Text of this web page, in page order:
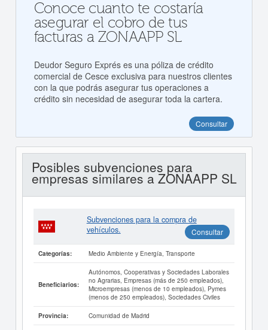
Conoce cuanto te costaría
asegurar el cobro de tus
facturas a ZONAAPP SL
Deudor Seguro Exprés es una póliza de crédito
comercial de Cesce exclusiva para nuestros clientes
con la que podrás asegurar tus operaciones a
crédito sin necesidad de asegurar toda la cartera.
Consultar
Posibles subvenciones para
empresas similares a ZONAAPP SL
Subvenciones para la compra de
vehículos.
Consultar
Categorías: Medio Ambiente y Energía, Transporte
Beneficiarios:
Autónomos, Cooperativas y Sociedades Laborales
no Agrarias, Empresas (más de 250 empleados),
Microempresas (menos de 10 empleados), Pymes
(menos de 250 empleados), Sociedades Civiles
Provincia: Comunidad de Madrid